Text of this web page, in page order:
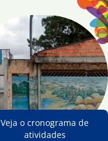
Veja o cronograma de
atividades